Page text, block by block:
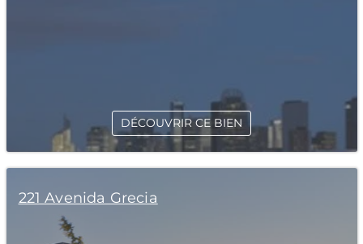
DÉCOUVRIR CE BIEN
221 Avenida Grecia